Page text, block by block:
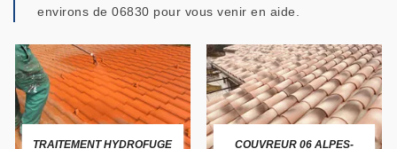
environs de 06830 pour vous venir en aide.
TRAITEMENT HYDROFUGE
COUVREUR 06 ALPES-